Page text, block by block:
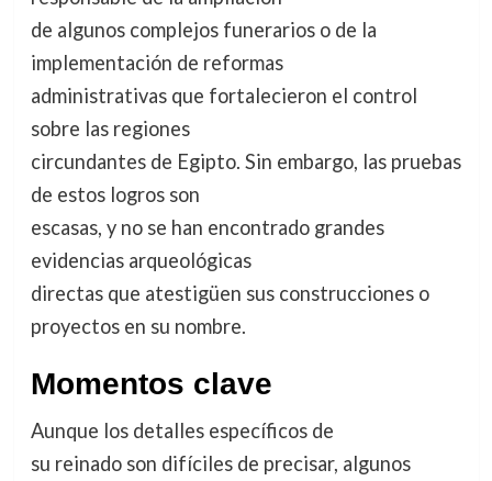
de algunos complejos funerarios o de la
implementación de reformas
administrativas que fortalecieron el control
sobre las regiones
circundantes de Egipto. Sin embargo, las pruebas
de estos logros son
escasas, y no se han encontrado grandes
evidencias arqueológicas
directas que atestigüen sus construcciones o
proyectos en su nombre.
Momentos clave
Aunque los detalles específicos de
su reinado son difíciles de precisar, algunos